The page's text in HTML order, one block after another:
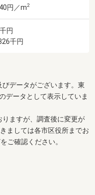
円／m2
円
千円
データがございます。東
データとして表示していま
ますが、調査後に変更が
ましては各市区役所までお
ご確認ください。